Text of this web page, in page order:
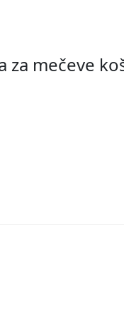
za mečeve